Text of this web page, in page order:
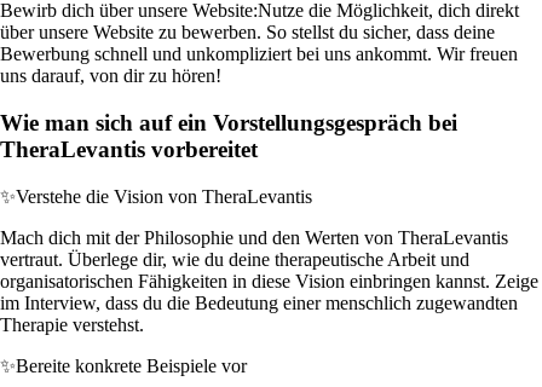
Bewirb dich über unsere Website:Nutze die Möglichkeit, dich direkt
über unsere Website zu bewerben. So stellst du sicher, dass deine
Bewerbung schnell und unkompliziert bei uns ankommt. Wir freuen
uns darauf, von dir zu hören!
Wie man sich auf ein Vorstellungsgespräch bei
TheraLevantis vorbereitet
✨Verstehe die Vision von TheraLevantis
Mach dich mit der Philosophie und den Werten von TheraLevantis
vertraut. Überlege dir, wie du deine therapeutische Arbeit und
organisatorischen Fähigkeiten in diese Vision einbringen kannst. Zeige
im Interview, dass du die Bedeutung einer menschlich zugewandten
Therapie verstehst.
✨Bereite konkrete Beispiele vor